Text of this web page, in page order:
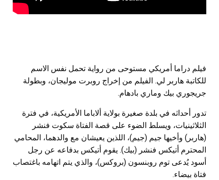
فيلم دراما أمريكي مستوحى من رواية تحمل نفس الاسم
للكاتبة هاربر لي. الفيلم من إخراج روبرت موليجان، وبطولة
جريجوري بيك وماري بادهام.
تدور أحداثه في بلدة صغيرة بولاية ألاباما الأمريكية، في فترة
الثلاثينيات، ويسلط الضوء على قصة الفتاة سكوت فنشر
(هاربر) وأخيها جيم (جيم)، اللذين يعيشان مع والدهما، المحامي
المحترم أتيكس فنشر (بيك). يقوم أتيكس بدفاعه عن رجل
أسود يُدعى توم روبنسون (بروكس)، والذي يتم اتهامه باغتصاب
فتاة بيضاء.